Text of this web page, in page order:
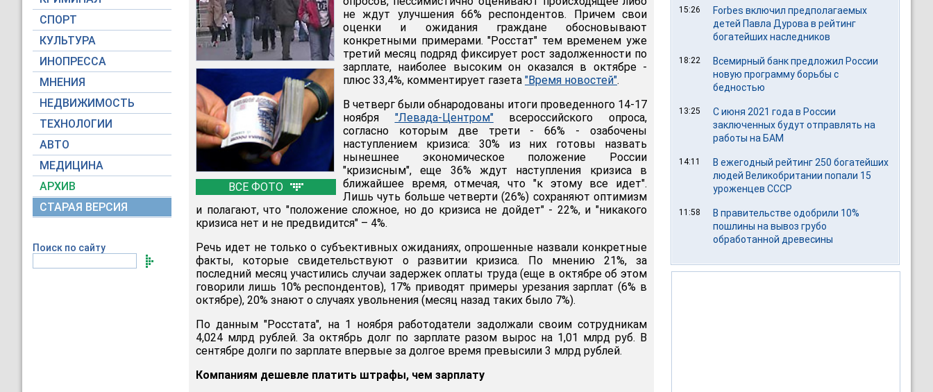
СПОРТ
КУЛЬТУРА
ИНОПРЕССА
МНЕНИЯ
НЕДВИЖИМОСТЬ
ТЕХНОЛОГИИ
АВТО
МЕДИЦИНА
АРХИВ
СТАРАЯ ВЕРСИЯ
Поиск по сайту
ВСЕ ФОТО
не ждут улучшения 66% респондентов. Причем свои
оценки и ожидания граждане обосновывают
конкретными примерами. "Росстат" тем временем уже
третий месяц подряд фиксирует рост задолженности по
зарплате, наиболее высоким он оказался в октябре -
плюс 33,4%, комментирует газета "Время новостей".
В четверг были обнародованы итоги проведенного 14-17
ноября "Левада-Центром"всероссийского опроса,
согласно которым две трети - 66% - озабочены
наступлением кризиса: 30% из них готовы назвать
нынешнее экономическое положение России
"кризисным", еще 36% ждут наступления кризиса в
ближайшее время, отмечая, что "к этому все идет".
Лишь чуть больше четверти (26%) сохраняют оптимизм
и полагают, что "положение сложное, но до кризиса не дойдет" - 22%, и "никакого
кризиса нет и не предвидится" – 4%.
Речь идет не только о субъективных ожиданиях, опрошенные назвали конкретные
факты, которые свидетельствуют о развитии кризиса. По мнению 21%, за
последний месяц участились случаи задержек оплаты труда (еще в октябре об этом
говорили лишь 10% респондентов), 17% приводят примеры урезания зарплат (6% в
октябре), 20% знают о случаях увольнения (месяц назад таких было 7%).
По данным "Росстата", на 1 ноября работодатели задолжали своим сотрудникам
4,024 млрд рублей. За октябрь долг по зарплате разом вырос на 1,01 млрд руб. В
сентябре долги по зарплате впервые за долгое время превысили 3 млрд рублей.
Компаниям дешевле платить штрафы, чем зарплату
15:26
Forbes включил предполагаемых
детей Павла Дурова в рейтинг
богатейших наследников
18:22
Всемирный банк предложил России
новую программу борьбы с
бедностью
13:25
С июня 2021 года в России
заключенных будут отправлять на
работы на БАМ
14:11
В ежегодный рейтинг 250 богатейших
людей Великобритании попали 15
уроженцев СССР
11:58
В правительстве одобрили 10%
пошлины на вывоз грубо
обработанной древесины